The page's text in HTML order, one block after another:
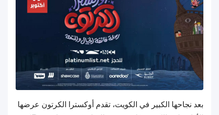
بعد نجاحها الكبير في الكويت، تقدم أوكسترا الكرتون عرضها